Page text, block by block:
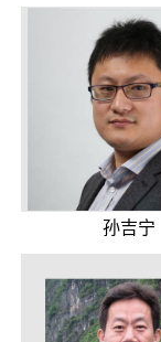
孙吉宁